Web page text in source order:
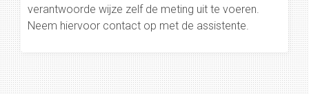
verantwoorde wijze zelf de meting uit te voeren.
Neem hiervoor contact op met de assistente.